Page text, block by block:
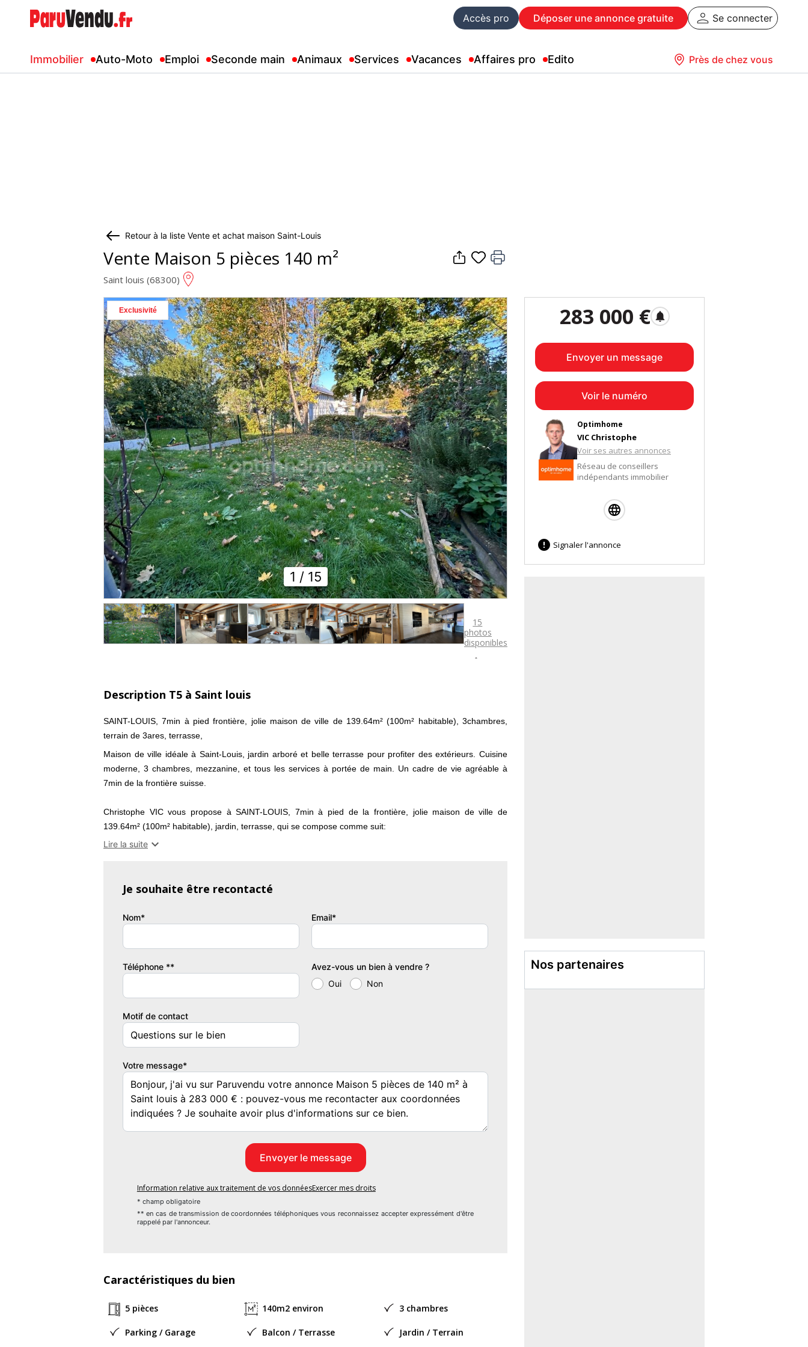
Accès pro Déposer une annonce gratuite Se connecter
Immobilier Auto-Moto Emploi Seconde main Animaux Services Vacances Affaires pro Edito Près de chez vous
Retour à la liste Vente et achat maison Saint-Louis
Vente Maison 5 pièces 140 m²
Saint louis (68300)
1 / 15
Exclusivité
15
photos
disponibles

Description T5 à Saint louis
SAINT-LOUIS, 7min à pied frontière, jolie maison de ville de 139.64m² (100m² habitable), 3chambres,
terrain de 3ares, terrasse,
Maison de ville idéale à Saint-Louis, jardin arboré et belle terrasse pour profiter des extérieurs. Cuisine
moderne, 3 chambres, mezzanine, et tous les services à portée de main. Un cadre de vie agréable à
7min de la frontière suisse.
Christophe VIC vous propose à SAINT-LOUIS, 7min à pied de la frontière, jolie maison de ville de
139.64m² (100m² habitable), jardin, terrasse, qui se compose comme suit:
-Une entrée carrelée;
-Un salon/séjour/cuisine US de 50.38m², carrelé,
-Un WC séparé de 1.72m²; avec lave-main, fenêtre;
-Une buanderie, sol béton, de 6.36m², emplacement machine à laver et sèche linge, chaudière Gaz
Au 1er étage;
-Un dégagement/ mezzanine de 13.66m², parquet au sol; (idéal pour espace bureau/coin lecture etc...);
-Une chambre enfant/bureau de 7.95m², parquet au sol, rangement;
-Une chambre de 16.30m², parquet au sol, armoire intégrée;
-Une salle de bains de 7.67m², carrelée, VMC, fenêtre, WC, douche italienne XXL, meuble double vasque
miroir, sèche-serviette.
-Une mezzanine/pièce activité/chambre ami/ado de 26.42m² au sol, parquet au sol, Velux.
Au sous-sol;
-Une grande pièce de 20.80m², parquet au sol, fenêtres. (grande hauteur sous plafond).
Lire la suite 
Je souhaite être recontacté
Nom* Email*
Téléphone **
Avez-vous un bien à vendre ?
Oui
Non
Motif de contact
Votre message*
Information relative aux traitement de vos donnéesExercer mes droits
* champ obligatoire
** en cas de transmission de coordonnées téléphoniques vous reconnaissez accepter expressément d'être
rappelé par l'annonceur.
Caractéristiques du bien
5 pièces 140m2 environ 3 chambres
Parking / Garage Balcon / Terrasse
Jardin / Terrain
283 000 € notifications
Envoyer un message
Voir le numéro
Optimhome
VIC Christophe
Voir ses autres annonces
Réseau de conseillers
indépendants immobilier
 Signaler l'annonce
Nos partenaires